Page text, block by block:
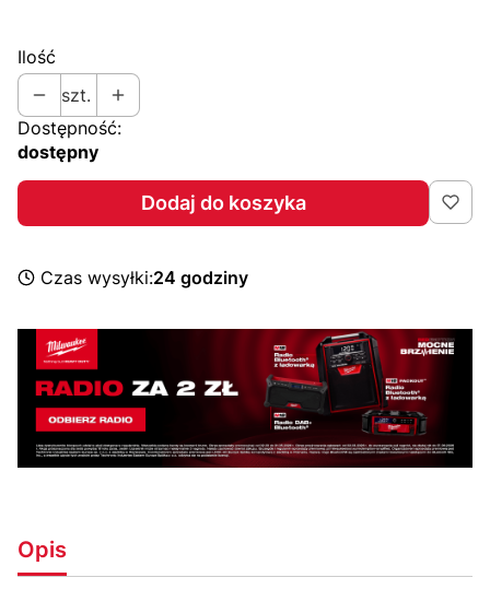
Ilość
szt.
Dostępność:
dostępny
Dodaj do koszyka
Czas wysyłki:24 godziny
Opis